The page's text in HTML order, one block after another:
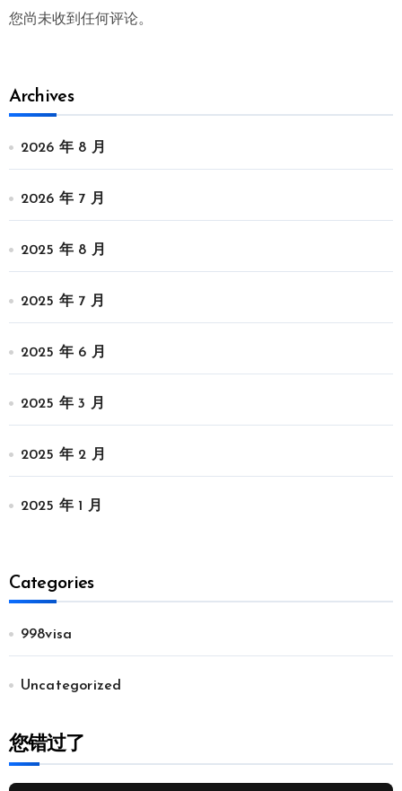
您尚未收到任何评论。
Archives
2026 年 8 月
2026 年 7 月
2025 年 8 月
2025 年 7 月
2025 年 6 月
2025 年 3 月
2025 年 2 月
2025 年 1 月
Categories
998visa
Uncategorized
您错过了